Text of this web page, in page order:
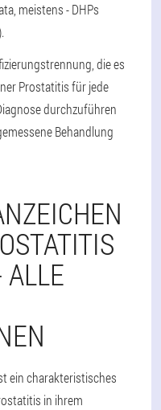
meistens - DHPs
die es
Prostatitis für jede
durchzuführen
Behandlung
ein charakteristisches
in ihrem